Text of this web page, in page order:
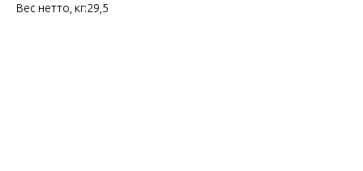
Вес нетто, кг:29,5